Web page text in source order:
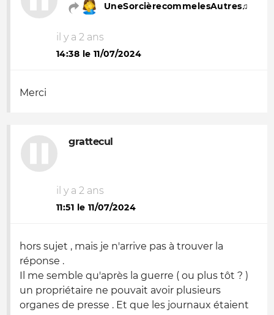
UneSorcièrecommelesAutres♫
il y a 2 ans
14:38 le 11/07/2024
Merci
grattecul
il y a 2 ans
11:51 le 11/07/2024
hors sujet , mais je n'arrive pas à trouver la
réponse .
Il me semble qu'après la guerre ( ou plus tôt ? )
un propriétaire ne pouvait avoir plusieurs
organes de presse . Et que les journaux étaient